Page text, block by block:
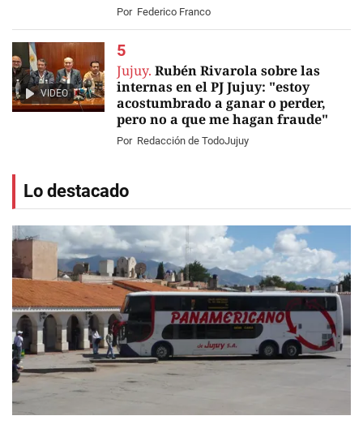
Por Federico Franco
VIDEO
Jujuy. Rubén Rivarola sobre las
internas en el PJ Jujuy: "estoy
acostumbrado a ganar o perder,
pero no a que me hagan fraude"
Por Redacción de TodoJujuy
Lo destacado